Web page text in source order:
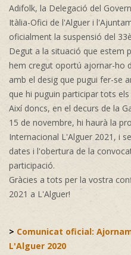
Adifolk, la Delegació del
Itàlia-Ofici de l'Alguer i
oficialment la suspensió del
Degut a la situació que estem
hem cregut oportú ajornar-ho
amb el desig que pugui fer-se
que hi puguin participar tots
Així doncs, en el decurs de la
15 de novembre, hi haurà la
Internacional L'Alguer 2021, i
dates i l'obertura de la
participació.
Gràcies a tots per la vostra
2021 a L'Alguer!
> Comunicat oficial:
L'Alguer 2020